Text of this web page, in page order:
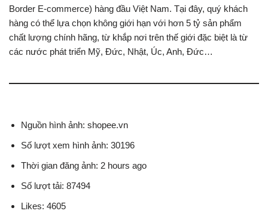
Border E-commerce) hàng đầu Việt Nam. Tại đây, quý khách
hàng có thể lựa chọn không giới hạn với hơn 5 tỷ sản phẩm
chất lượng chính hãng, từ khắp nơi trên thế giới đặc biệt là từ
các nước phát triển Mỹ, Đức, Nhật, Úc, Anh, Đức…
Nguồn hình ảnh: shopee.vn
Số lượt xem hình ảnh: 30196
Thời gian đăng ảnh: 2 hours ago
Số lượt tải: 87494
Likes: 4605